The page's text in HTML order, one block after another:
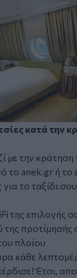
κατά την
με την κράτηση
το anek.gr ή το
το ταξίδι
της επιλογής
της προτίμησής
πλοίου
κάθε
Έτσι,